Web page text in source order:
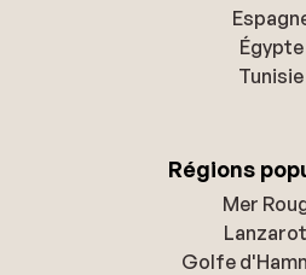
Égypte
Tunisie
Régions
Mer
Golfe